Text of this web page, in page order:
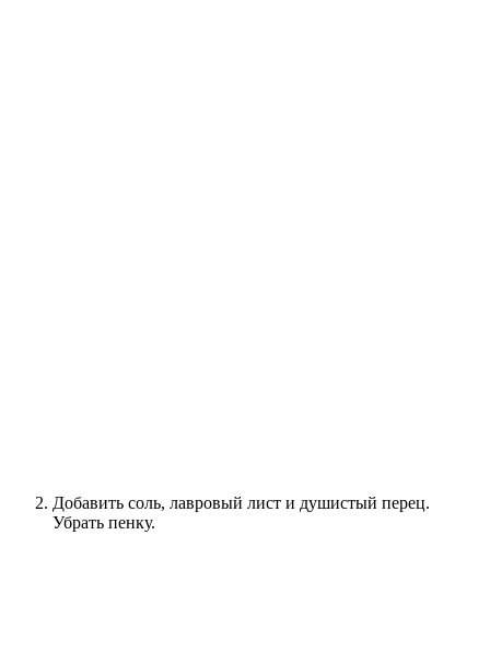
Добавить соль, лавровый лист и душистый перец.
Убрать пенку.